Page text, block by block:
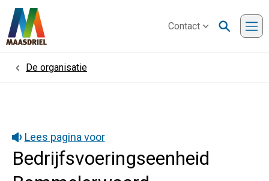
Contact
HomeDe organisatie
Lees pagina voor
Bedrijfsvoeringseenheid